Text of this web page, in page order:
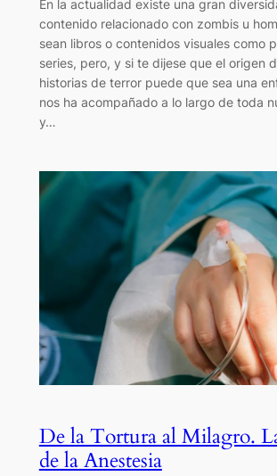
En la actualidad existe una gran
contenido relacionado con zombis u
sean libros o contenidos visuales como
series, pero, y si te dijese que el origen
historias de terror puede que sea una
nos ha acompañado a lo largo de toda
y…
De la Tortura al Milagro.
de la Anestesia